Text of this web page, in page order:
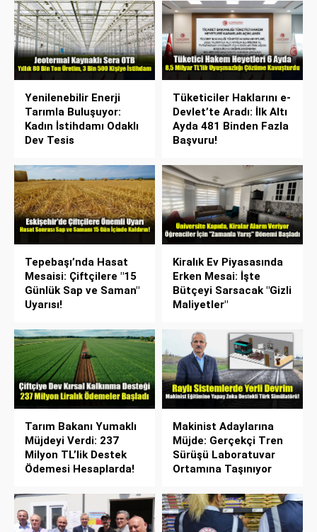
Yenilenebilir Enerji
Tarımla Buluşuyor:
Kadın İstihdamı Odaklı
Dev Tesis
Tüketiciler Haklarını e-
Devlet’te Aradı: İlk Altı
Ayda 481 Binden Fazla
Başvuru!
Tepebaşı’nda Hasat
Mesaisi: Çiftçilere "15
Günlük Sap ve Saman"
Uyarısı!
Kiralık Ev Piyasasında
Erken Mesai: İşte
Bütçeyi Sarsacak "Gizli
Maliyetler"
Tarım Bakanı Yumaklı
Müjdeyi Verdi: 237
Milyon TL’lik Destek
Ödemesi Hesaplarda!
Makinist Adaylarına
Müjde: Gerçekçi Tren
Sürüşü Laboratuvar
Ortamına Taşınıyor